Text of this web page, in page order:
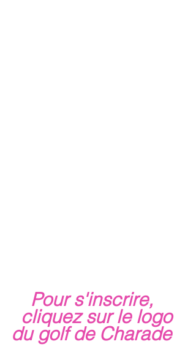
    Pour s'inscrire,
  cliquez sur le logo
du golf de Charade